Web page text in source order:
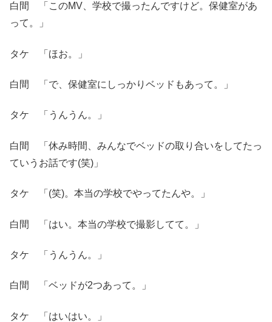
白間 「このMV、学校で撮ったんですけど。保健室があ
って。」
タケ 「ほお。」
白間 「で、保健室にしっかりベッドもあって。」
タケ 「うんうん。」
白間 「休み時間、みんなでベッドの取り合いをしてたっ
ていうお話です(笑)」
タケ 「(笑)。本当の学校でやってたんや。」
白間 「はい。本当の学校で撮影してて。」
タケ 「うんうん。」
白間 「ベッドが2つあって。」
タケ 「はいはい。」